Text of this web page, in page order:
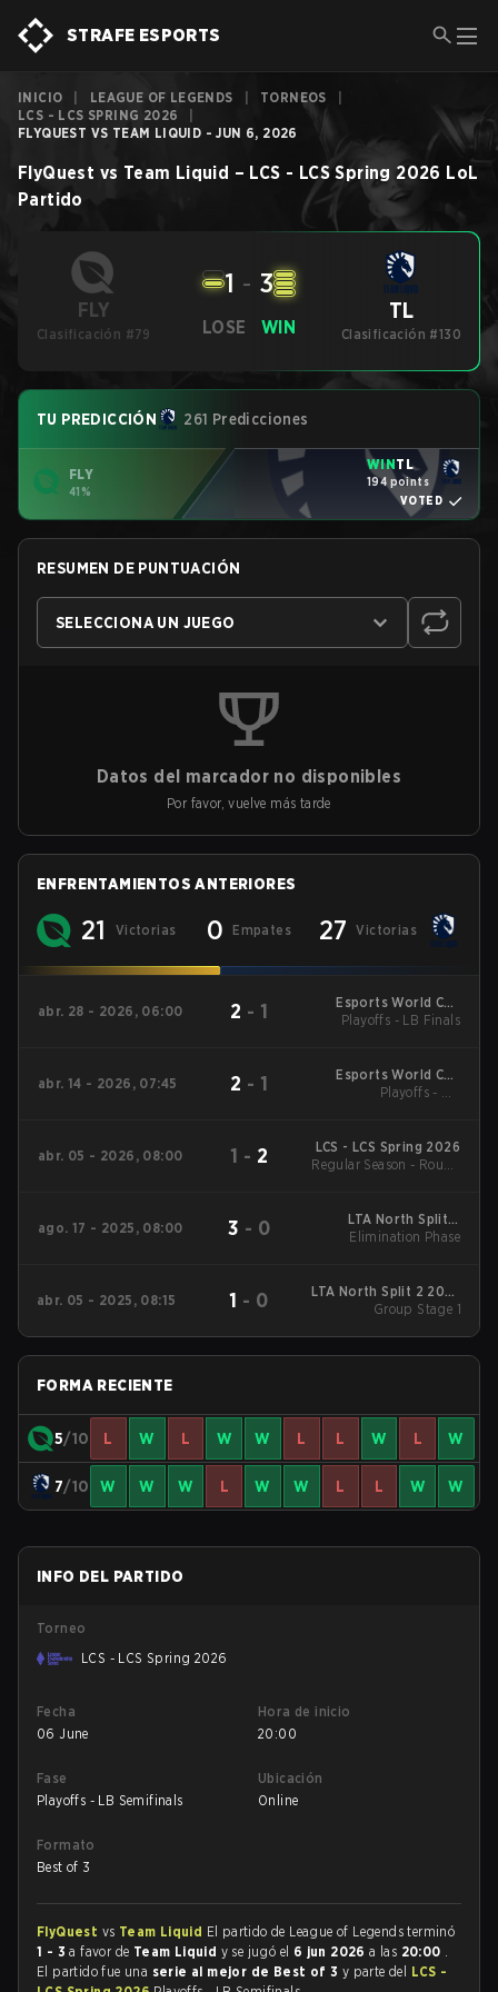
STRAFE ESPORTS
INICIO LEAGUE OF LEGENDS TORNEOS
LCS - LCS SPRING 2026
FLYQUEST VS TEAM LIQUID - JUN 6, 2026
FlyQuest vs Team Liquid – LCS - LCS Spring 2026 LoL
Partido
FLY
Clasificación #79 LOSE
1 - 3
WIN
TL
Clasificación #130
TU PREDICCIÓN 261 Predicciones
FLY
41%
WINTL
194 points
VOTED
RESUMEN DE PUNTUACIÓN
SELECCIONA UN JUEGO
Datos del marcador no disponibles
Por favor, vuelve más tarde
ENFRENTAMIENTOS ANTERIORES
21 Victorias 0 Empates 27 Victorias
abr. 28 - 2026, 06:00 2 - 1
Esports World Cup
North America
Playoffs - LB Finals
abr. 14 - 2026, 07:45 2 - 1
Esports World Cup
North America
Playoffs - UB
abr. 05 - 2026, 08:00 1 - 2
LCS - LCS Spring 2026
Regular Season - Round
ago. 17 - 2025, 08:00 3 - 0
LTA North Split 3
2025 Elimination
Elimination Phase
abr. 05 - 2025, 08:15 1 - 0
LTA North Split 2 2025
Group Stage 1
Group Stage 1
FORMA RECIENTE
5/10 L W L W W L L W L W
7/10 W W W L W W L L W W
INFO DEL PARTIDO
Torneo
LCS - LCS Spring 2026
Fecha
06 June
Hora de inicio
20:00
Fase
Playoffs - LB Semifinals
Ubicación
Online
Formato
Best of 3
FlyQuest vs Team Liquid El partido de League of Legends terminó
1 - 3 a favor de Team Liquid y se jugó el 6 jun 2026a las 20:00 .
El partido fue una serie al mejor de Best of 3 y parte del LCS -